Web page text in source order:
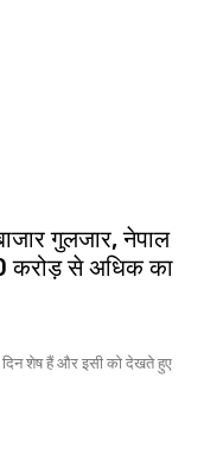
गुलजार, नेपाल
करोड़ से अधिक का
शेष हैं और इसी को देखते हुए